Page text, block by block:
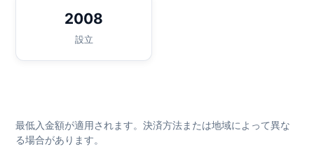
2008
設立
最低入金額が適用されます。決済方法または地域によって異な
る場合があります。